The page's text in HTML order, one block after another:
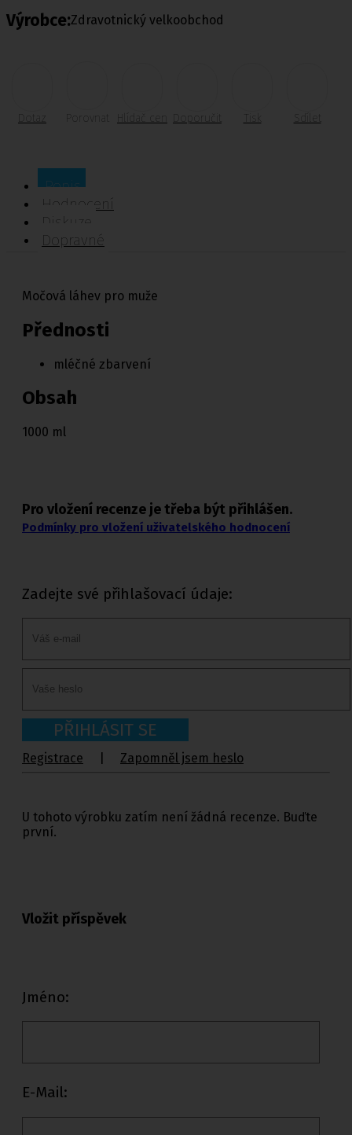
Výrobce:Zdravotnický velkoobchod
Dotaz Porovnat Doporučit Tisk Sdílet
Popis
Hodnocení
Diskuze
Dopravné
Močová láhev pro muže
Přednosti
mléčné zbarvení
Obsah
1000 ml
Pro vložení recenze je třeba být přihlášen.
Podmínky pro vložení uživatelského hodnocení
Zadejte své přihlašovací údaje:
PŘIHLÁSIT SE
Registrace Zapomněl jsem heslo
U tohoto výrobku zatím není žádná recenze. Buďte
první.
Vložit příspěvek
Jméno:
E-Mail: